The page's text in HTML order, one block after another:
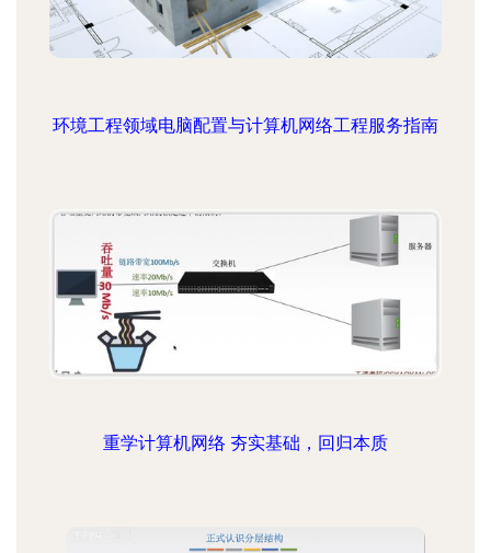
环境工程领域电脑配置与计算机网络工程服务指南
重学计算机网络 夯实基础，回归本质